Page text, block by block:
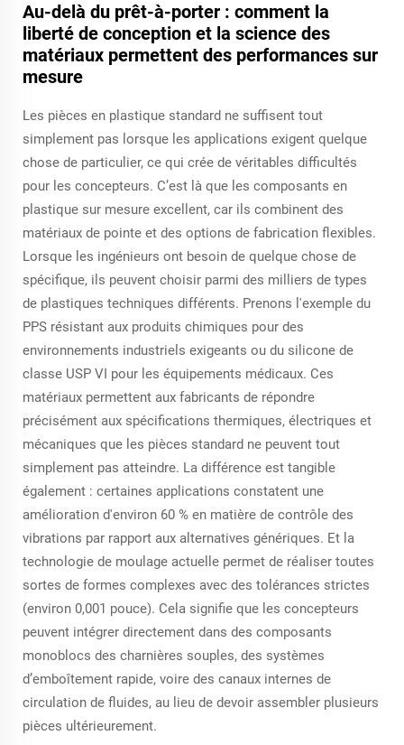
Au-delà du prêt-à-porter : comment la
liberté de conception et la science des
matériaux permettent des performances sur
mesure
Les pièces en plastique standard ne suffisent tout
simplement pas lorsque les applications exigent quelque
chose de particulier, ce qui crée de véritables difficultés
pour les concepteurs. C’est là que les composants en
plastique sur mesure excellent, car ils combinent des
matériaux de pointe et des options de fabrication flexibles.
Lorsque les ingénieurs ont besoin de quelque chose de
spécifique, ils peuvent choisir parmi des milliers de types
de plastiques techniques différents. Prenons l'exemple du
PPS résistant aux produits chimiques pour des
environnements industriels exigeants ou du silicone de
classe USP VI pour les équipements médicaux. Ces
matériaux permettent aux fabricants de répondre
précisément aux spécifications thermiques, électriques et
mécaniques que les pièces standard ne peuvent tout
simplement pas atteindre. La différence est tangible
également : certaines applications constatent une
amélioration d'environ 60 % en matière de contrôle des
vibrations par rapport aux alternatives génériques. Et la
technologie de moulage actuelle permet de réaliser toutes
sortes de formes complexes avec des tolérances strictes
(environ 0,001 pouce). Cela signifie que les concepteurs
peuvent intégrer directement dans des composants
monoblocs des charnières souples, des systèmes
d’emboîtement rapide, voire des canaux internes de
circulation de fluides, au lieu de devoir assembler plusieurs
pièces ultérieurement.